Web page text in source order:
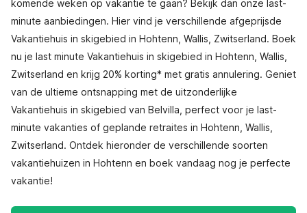
komende weken op vakantie te gaan? Bekijk dan onze last-
minute aanbiedingen. Hier vind je verschillende afgeprijsde
Vakantiehuis in skigebied in Hohtenn, Wallis, Zwitserland. Boek
nu je last minute Vakantiehuis in skigebied in Hohtenn, Wallis,
Zwitserland en krijg 20% korting* met gratis annulering. Geniet
van de ultieme ontsnapping met de uitzonderlijke
Vakantiehuis in skigebied van Belvilla, perfect voor je last-
minute vakanties of geplande retraites in Hohtenn, Wallis,
Zwitserland. Ontdek hieronder de verschillende soorten
vakantiehuizen in Hohtenn en boek vandaag nog je perfecte
vakantie!